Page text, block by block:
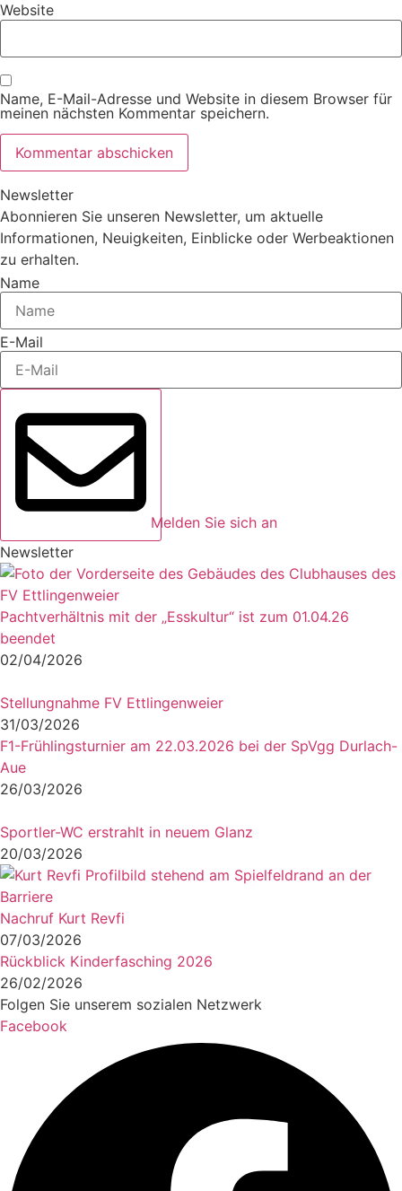
Website
Name, E-Mail-Adresse und Website in diesem Browser für
meinen nächsten Kommentar speichern.
Newsletter
Abonnieren Sie unseren Newsletter, um aktuelle
Informationen, Neuigkeiten, Einblicke oder Werbeaktionen
zu erhalten.
Name
E-Mail
Melden Sie sich an
Newsletter
Pachtverhältnis mit der „Esskultur“ ist zum 01.04.26
beendet
02/04/2026
Stellungnahme FV Ettlingenweier
31/03/2026
F1-Frühlingsturnier am 22.03.2026 bei der SpVgg Durlach-
Aue
26/03/2026
Sportler-WC erstrahlt in neuem Glanz
20/03/2026
Nachruf Kurt Revfi
07/03/2026
Rückblick Kinderfasching 2026
26/02/2026
Folgen Sie unserem sozialen Netzwerk
Facebook